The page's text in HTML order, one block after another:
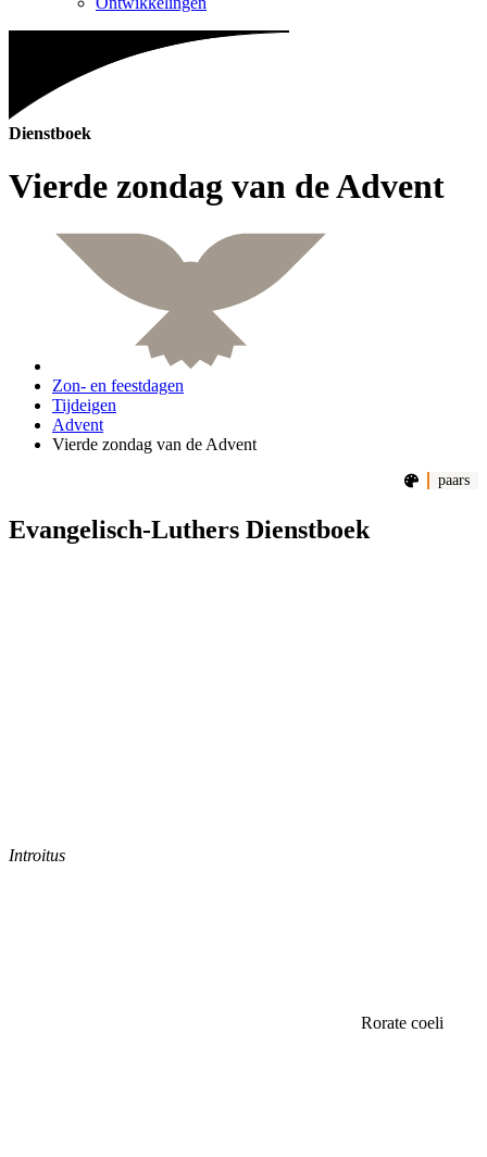
Dienstboek
Vierde zondag van de Advent
Zon- en feestdagen
Tijdeigen
Advent
Vierde zondag van de Advent
paars
Evangelisch-Luthers Dienstboek
Introitus
Rorate coeli